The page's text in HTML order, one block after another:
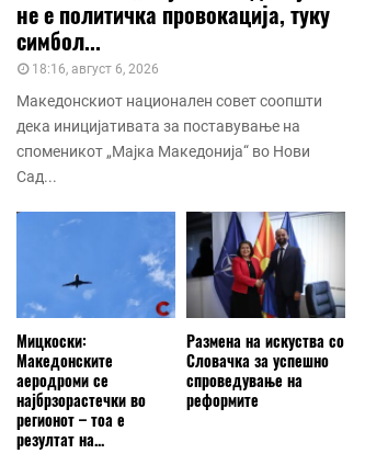
не е политичка провокација, туку
симбол...
18:16, август 6, 2026
Македонскиот национален совет соопшти
дека иницијативата за поставување на
споменикот „Мајка Македонија“ во Нови
Сад...
Мицкоски:
Македонските
аеродроми се
најбрзорастечки во
регионот – тоа е
резултат на...
Размена на искуства со
Словачка за успешно
спроведување на
реформите